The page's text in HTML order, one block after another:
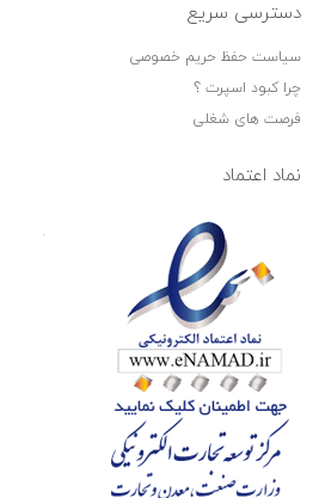
دسترسی سریع
سیاست حفظ حریم خصوصی
چرا کبود اسپرت ؟
فرصت های شغلی
نماد اعتماد